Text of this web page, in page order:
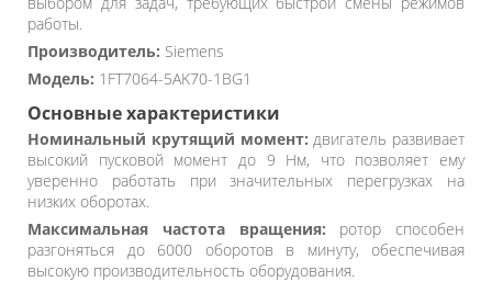
работы.
Производитель: Siemens
Модель: 1FT7064-5AK70-1BG1
Основные характеристики
Номинальный крутящий момент: двигатель развивает
высокий пусковой момент до 9 Нм, что позволяет ему
уверенно работать при значительных перегрузках на
низких оборотах.
Максимальная частота вращения: ротор способен
разгоняться до 6000 оборотов в минуту, обеспечивая
высокую производительность оборудования.